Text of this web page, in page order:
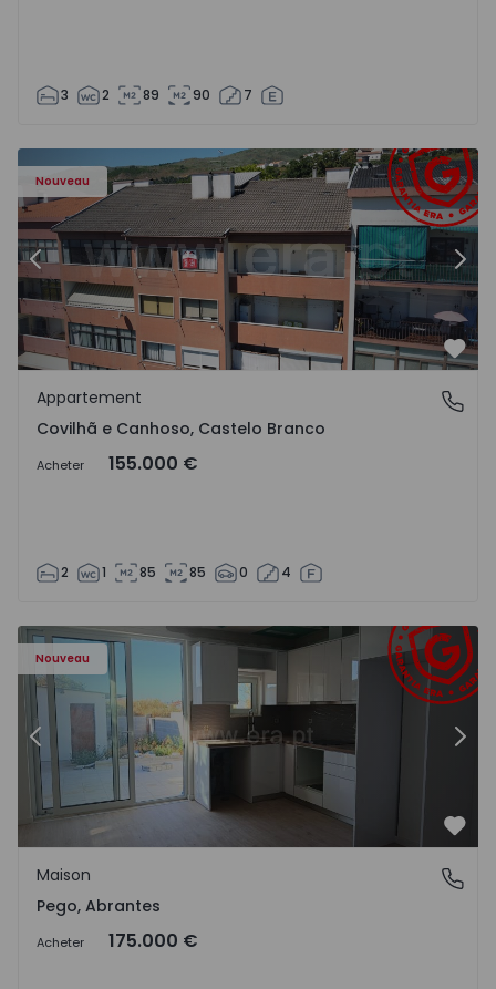
3 2 89 90 7
Nouveau
- 18
Appartement T2 Covilhã, Covilhã e Canhoso - 1497806 -
Précédent
Covilhã e Canhoso, Castelo Branco
Appartement
Covilhã e Canhoso, Castelo Branco
Acheter 155.000 €
2 1 85 85 0 4
Nouveau
Maison T2 Abrantes, Pego - 1575171 - 9
Précédent
Pego, Abrantes
Maison
Pego, Abrantes
Acheter 175.000 €